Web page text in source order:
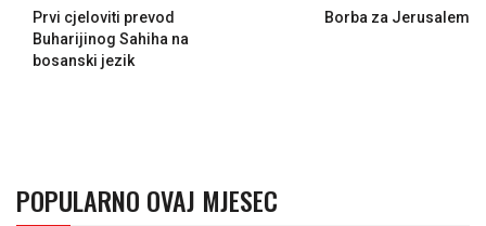
Prvi cjeloviti prevod
Buharijinog Sahiha na
bosanski jezik
Borba za Jerusalem
POPULARNO OVAJ MJESEC